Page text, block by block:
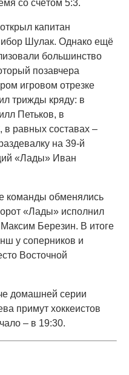
со счётом 5:3.
капитан
Шулак. Однако ещё
большинство
позавчера
игровом отрезке
трижды кряду: в
Петьков, в
в равных составах –
на 39-й
«Лады» Иван
команды обменялись
«Лады» исполнил
Березин. В итоге
у соперников и
Восточной
домашней серии
примут хоккеистов
– в 19:30.